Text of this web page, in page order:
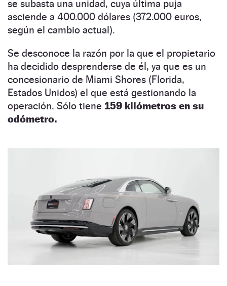
se subasta una unidad, cuya última puja
asciende a 400.000 dólares (372.000 euros,
según el cambio actual).
Se desconoce la razón por la que el propietario
ha decidido desprenderse de él, ya que es un
concesionario de Miami Shores (Florida,
Estados Unidos) el que está gestionando la
operación. Sólo tiene 159 kilómetros en su
odómetro.